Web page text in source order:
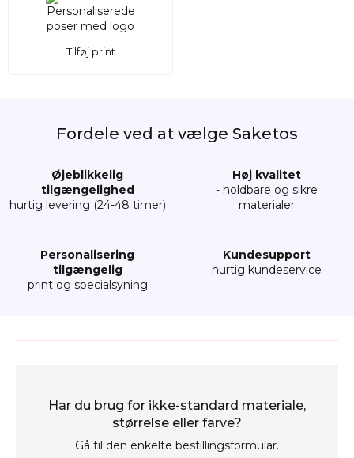
Tilføj print
Fordele ved at vælge Saketos
Øjeblikkelig
tilgængelighed
hurtig levering (24-48 timer)
Høj kvalitet
- holdbare og sikre
materialer
Personalisering
tilgængelig
print og specialsyning
Kundesupport
hurtig kundeservice
Har du brug for ikke-standard materiale,
størrelse eller farve?
Gå til den enkelte bestillingsformular.